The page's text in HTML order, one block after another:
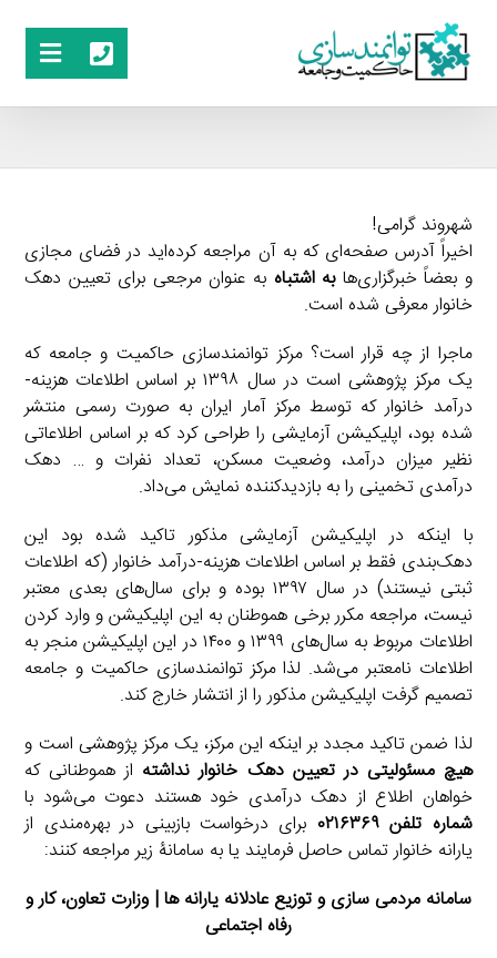
شهروند گرامی!
اخیراً آدرس صفحه‌ای که به آن مراجعه کرده‌اید در فضای مجازی
و بعضاً خبرگزاری‌هابه اشتباه به عنوان مرجعی برای تعیین دهک
خانوار معرفی شده است.
ماجرا از چه قرار است؟ مرکز توانمندسازی حاکمیت و جامعه که
یک مرکز پژوهشی است در سال ۱۳۹۸ بر اساس اطلاعات هزینه-
درآمد خانوار که توسط مرکز آمار ایران به صورت رسمی منتشر
شده بود، اپلیکیشن آزمایشی را طراحی کرد که بر اساس اطلاعاتی
نظیر میزان درآمد، وضعیت مسکن، تعداد نفرات و … دهک
درآمدی تخمینی را به بازدیدکننده نمایش می‌داد.
با اینکه در اپلیکیشن آزمایشی مذکور تاکید شده بود این
دهک‌بندی فقط بر اساس اطلاعات هزینه-درآمد خانوار (که اطلاعات
ثبتی نیستند) در سال ۱۳۹۷ بوده و برای سال‌های بعدی معتبر
نیست، مراجعه مکرر برخی هموطنان به این اپلیکیشن و وارد کردن
اطلاعات مربوط به سال‌های ۱۳۹۹ و ۱۴۰۰ در این اپلیکیشن منجر به
اطلاعات نامعتبر می‌شد. لذا مرکز توانمندسازی حاکمیت و جامعه
تصمیم گرفت اپلیکیشن مذکور را از انتشار خارج کند.
لذا ضمن تاکید مجدد بر اینکه این مرکز، یک مرکز پژوهشی است و
هیچ مسئولیتی در تعیین دهک خانوار نداشته از هموطنانی که
خواهان اطلاع از دهک درآمدی خود هستند دعوت می‌شود با
شماره تلفن ۰۲۱۶۳۶۹
برای درخواست بازبینی در بهره‌مندی از
یارانه خانوار تماس حاصل فرمایند یا به سامانۀ زیر مراجعه کنند:
سامانه مردمی سازی و توزیع عادلانه یارانه ها | وزارت تعاون، کار و
رفاه اجتماعی